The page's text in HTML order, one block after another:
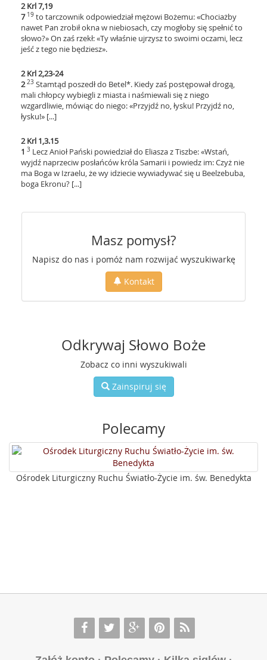
2 Krl 7,19
719 to tarczownik odpowiedział mężowi Bożemu: «Chociażby
nawet Pan zrobił okna w niebiosach, czy mogłoby się spełnić to
słowo?» On zaś rzekł: «Ty właśnie ujrzysz to swoimi oczami, lecz
jeść z tego nie będziesz».
2 Krl 2,23-24
2 23 Stamtąd poszedł do Betel*. Kiedy zaś postępował drogą,
mali chłopcy wybiegli z miasta i naśmiewali się z niego
wzgardliwie, mówiąc do niego: «Przyjdź no, łysku! Przyjdź no,
łysku!» [...]
2 Krl 1,3.15
1 3 Lecz Anioł Pański powiedział do Eliasza z Tiszbe: «Wstań,
wyjdź naprzeciw posłańców króla Samarii i powiedz im: Czyż nie
ma Boga w Izraelu, że wy idziecie wywiadywać się u Beelzebuba,
boga Ekronu? [...]
Masz pomysł?
Napisz do nas i pomóż nam rozwijać wyszukiwarkę
Kontakt
Odkrywaj Słowo Boże
Zobacz co inni wyszukiwali
Zainspiruj się
Polecamy
Ośrodek Liturgiczny Ruchu Światło-Życie im. św. Benedykta